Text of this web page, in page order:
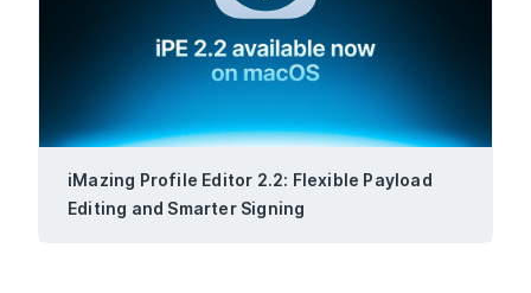
iMazing Profile Editor 2.2: Flexible Payload
Editing and Smarter Signing